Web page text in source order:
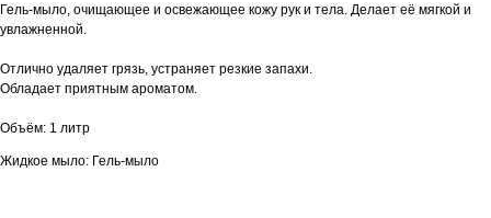
Гель-мыло, очищающее и освежающее кожу рук и тела. Делает её мягкой и
увлажненной.
Отлично удаляет грязь, устраняет резкие запахи.
Обладает приятным ароматом.
Объём: 1 литр
Жидкое мыло: Гель-мыло